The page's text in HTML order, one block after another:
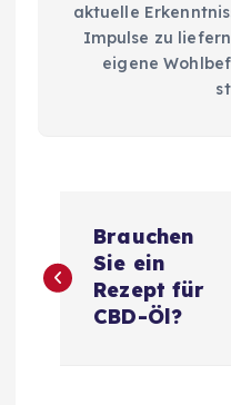
aktuelle
Impulse zu
eigene
e
Brauchen
Sie ein
Rezept für
CBD-Öl?